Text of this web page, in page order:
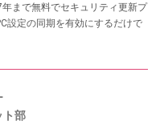
まで無料でセキュリティ更新プ
設定の同期を有効にするだけで
部